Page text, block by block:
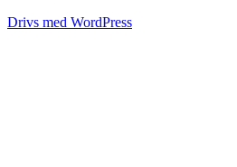
Drivs med WordPress